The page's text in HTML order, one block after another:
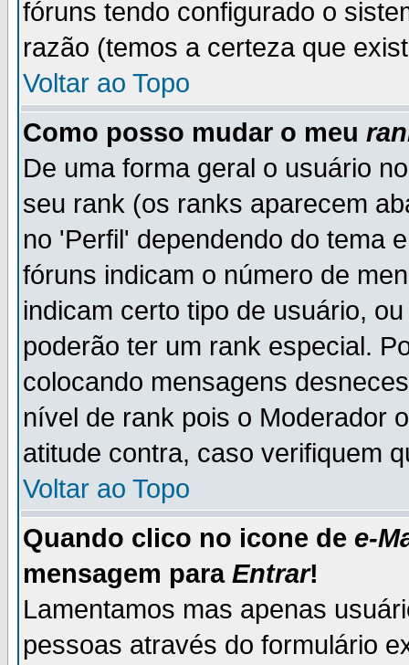
fóruns tendo configurado o
razão (temos a certeza que
Voltar ao Topo
Como posso mudar o meu
De uma forma geral o usuário
seu rank (os ranks aparecem
no 'Perfil' dependendo do tema
fóruns indicam o número de
indicam certo tipo de usuário,
poderão ter um rank especial.
colocando mensagens
nível de rank pois o Moderador
atitude contra, caso verifiquem
Voltar ao Topo
Quando clico no icone de e-
mensagem para Entrar!
Lamentamos mas apenas
pessoas através do formulário